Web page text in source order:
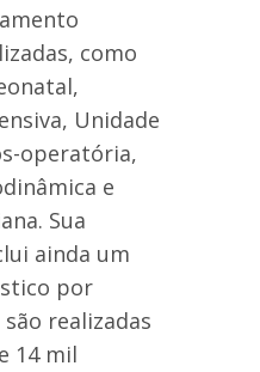
como
Unidade
operatória,
e
Sua
ainda um
por
realizadas
14 mil